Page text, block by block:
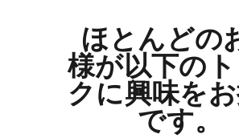
ほとんどの
様が以下の
クに興味を
です。